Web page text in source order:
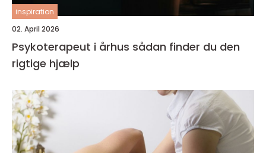
inspiration
02. April 2026
Psykoterapeut i århus sådan finder du den
rigtige hjælp